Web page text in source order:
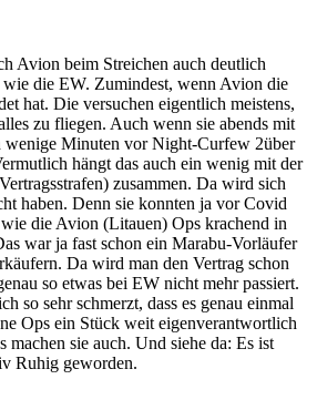
Avion beim Streichen auch deutlich
die EW. Zumindest, wenn Avion die
hat. Die versuchen eigentlich meistens,
zu fliegen. Auch wenn sie abends mit
wenige Minuten vor Night-Curfew 2über
hängt das auch ein wenig mit der
zusammen. Da wird sich
haben. Denn sie konnten ja vor Covid
die Avion (Litauen) Ops krachend in
war ja fast schon ein Marabu-Vorläufer
Da wird man den Vertrag schon
so etwas bei EW nicht mehr passiert.
so sehr schmerzt, dass es genau einmal
Ops ein Stück weit eigenverantwortlich
machen sie auch. Und siehe da: Es ist
Ruhig geworden.